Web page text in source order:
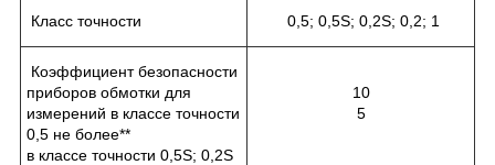
Класс точности 0,5; 0,5S; 0,2S; 0,2; 1
Коэффициент безопасности
приборов обмотки для
измерений в классе точности
0,5 не более**
в классе точности 0,5S; 0,2S
10
5